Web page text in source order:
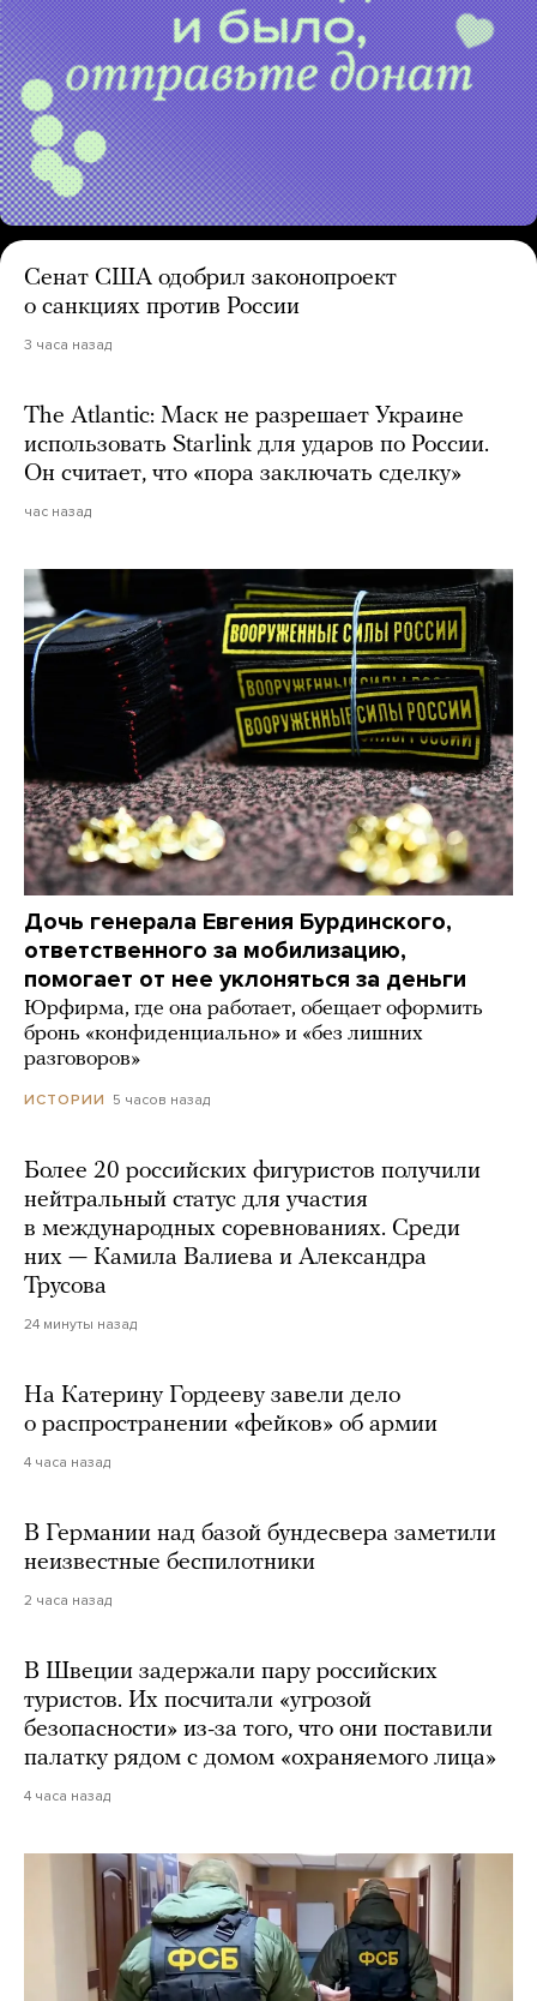
Сенат США одобрил законопроект
о санкциях против России
3 часа назад
The Atlantic: Маск не разрешает Украине
использовать Starlink для ударов по России.
Он считает, что «пора заключать сделку»
час назад
Дочь генерала Евгения Бурдинского,
ответственного за мобилизацию,
помогает от нее уклоняться за деньги
Юрфирма, где она работает, обещает оформить
бронь «конфиденциально» и «без лишних
разговоров»
ИСТОРИИ 5 часов назад
Более 20 российских фигуристов получили
нейтральный статус для участия
в международных соревнованиях. Среди
них — Камила Валиева и Александра
Трусова
24 минуты назад
На Катерину Гордееву завели дело
о распространении «фейков» об армии
4 часа назад
В Германии над базой бундесвера заметили
неизвестные беспилотники
2 часа назад
В Швеции задержали пару российских
туристов. Их посчитали «угрозой
безопасности» из-за того, что они поставили
палатку рядом с домом «охраняемого лица»
4 часа назад